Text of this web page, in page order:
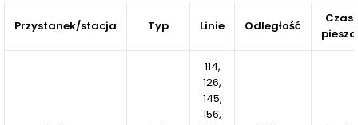
tarasem czy ogródkiem sprawia, że każdy znajdzie tu
przestrzeń dopasowaną do swoich oczekiwań.
Przystanek/stacja Typ Linie Odległość
Czas
pieszo
114,
126,
145,
156,